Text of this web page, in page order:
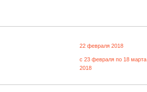
22 февраля 2018
c 23 февраля по 18 марта
2018